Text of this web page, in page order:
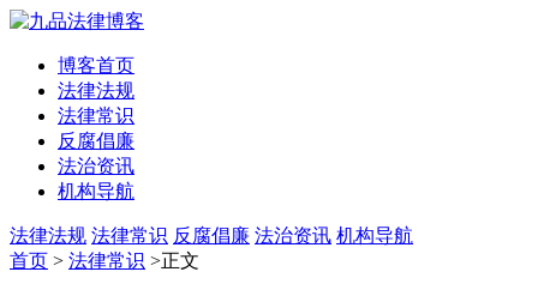
博客首页
法律法规
法律常识
反腐倡廉
法治资讯
机构导航
法律法规 法律常识 反腐倡廉 法治资讯 机构导航
首页 > 法律常识 >正文